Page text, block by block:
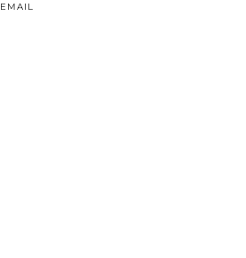
EMAIL